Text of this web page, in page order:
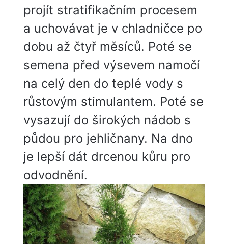
projít stratifikačním procesem
a uchovávat je v chladničce po
dobu až čtyř měsíců. Poté se
semena před výsevem namočí
na celý den do teplé vody s
růstovým stimulantem. Poté se
vysazují do širokých nádob s
půdou pro jehličnany. Na dno
je lepší dát drcenou kůru pro
odvodnění.